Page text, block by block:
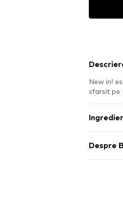
New in!
sfarsit pe
Despre